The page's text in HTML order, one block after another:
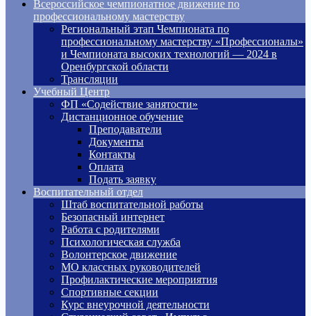
Всероссийское чемпионатное движение по
профессиональному мастерству
Региональный этап Чемпионата по
профессиональному мастерству «Профессионалы»
и Чемпионата высоких технологий — 2024 в
Оренбургской области
Трансляции
Учебный Центр
ФП «Содействие занятости»
Дистанционное обучение
Преподаватели
Документы
Контакты
Оплата
Подать заявку
Воспитательный отдел
Штаб воспитательной работы
Безопасный интернет
Работа с родителями
Психологическая служба
Волонтерское движение
МО классных руководителей
Профилактические мероприятия
Спортивные секции
Курс внеурочной деятельности